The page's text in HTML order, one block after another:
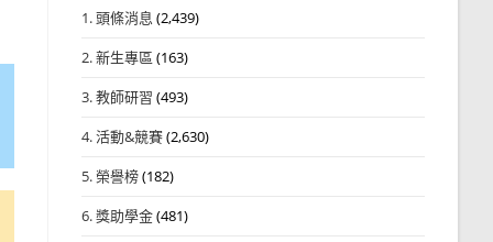
1. 頭條消息 (2,439)
2. 新生專區 (163)
3. 教師研習 (493)
4. 活動&競賽(2,630)
5. 榮譽榜(182)
6. 獎助學金(481)